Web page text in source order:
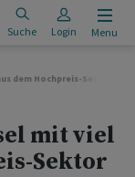
Suche Login Menu
dem Hochpreis-Sektor
mit viel
Sektor